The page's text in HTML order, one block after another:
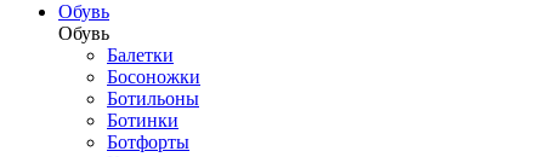
Обувь
Обувь
Балетки
Босоножки
Ботильоны
Ботинки
Ботфорты